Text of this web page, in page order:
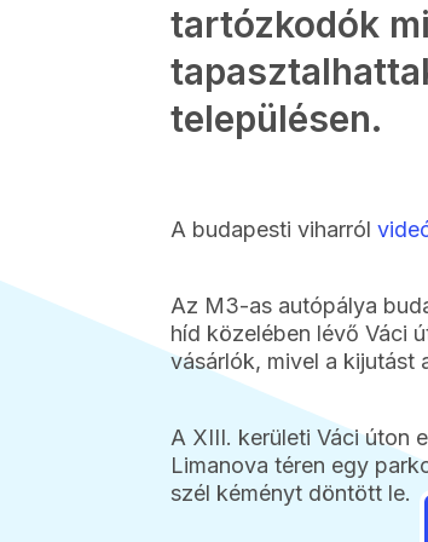
tartózkodók
településen.
A budapesti viharról
Az M3-as autópálya
híd közelében lévő Váci
vásárlók, mivel a kijutást
A XIII. kerületi Váci úton
Limanova téren egy
szél kéményt döntött le.